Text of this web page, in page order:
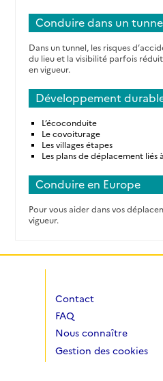
Conduire dans un
Dans un tunnel, les risques
du lieu et la visibilité parfois
en vigueur.
Développement
L’écoconduite
Le covoiturage
Les villages étapes
Les plans de déplacement liés
Conduire en Europe
Pour vous aider dans vos
vigueur.
Contact
FAQ
Nous connaître
Gestion des cookies